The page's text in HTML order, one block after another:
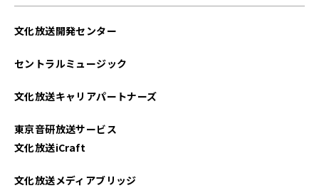
文化放送開発センター
セントラルミュージック
文化放送キャリアパートナーズ
東京音研放送サービス
文化放送iCraft
文化放送メディアブリッジ